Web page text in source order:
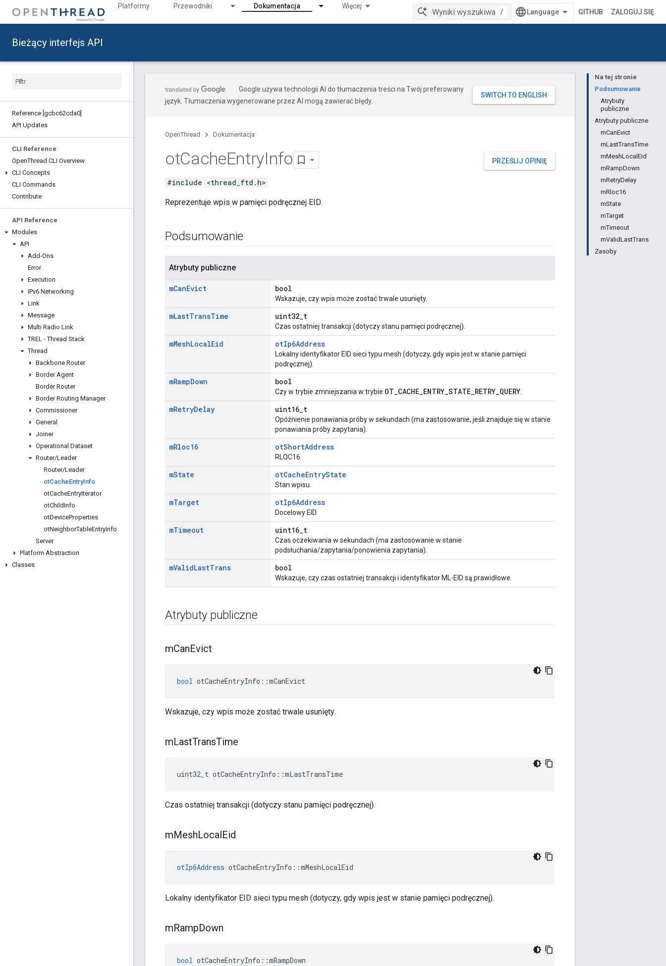
Platformy Przewodniki Dokumentacja Więcej
/ GITHUB ZALOGUJ SIĘ
Bieżący interfejs API
Reference [gcbc62cda0]
API Updates
CLI Reference
OpenThread CLI Overview
CLI Concepts
CLI Commands
Contribute
API Reference
Modules
API
Add-Ons
Error
Execution
IPv6 Networking
Link
Message
Multi Radio Link
TREL - Thread Stack
Thread
Backbone Router
Border Agent
Border Router
Border Routing Manager
Commissioner
General
Joiner
Operational Dataset
Router/Leader
Router/Leader
otCacheEntryInfo
otCacheEntryIterator
otChildInfo
otDeviceProperties
otNeighborTableEntryInfo
Server
Platform Abstraction
Classes
Na tej stronie
Podsumowanie
Atrybuty
publiczne
Atrybuty publiczne
mCanEvict
mLastTransTime
mMeshLocalEid
mRampDown
mRetryDelay
mRloc16
mState
mTarget
mTimeout
mValidLastTrans
Zasoby
Google używa technologii AI do tłumaczenia treści na Twój preferowany
język. Tłumaczenia wygenerowane przez AI mogą zawierać błędy.
OpenThread Dokumentacja
PRZEŚLIJ OPINIĘ
otCacheEntryInfo
#include <thread_ftd.h>
Reprezentuje wpis w pamięci podręcznej EID.
Podsumowanie
Atrybuty publiczne
mCanEvict bool
Wskazuje, czy wpis może zostać trwale usunięty.
mLastTransTime uint32_t
Czas ostatniej transakcji (dotyczy stanu pamięci podręcznej).
mMeshLocalEid otIp6Address
Lokalny identyfikator EID sieci typu mesh (dotyczy, gdy wpis jest w stanie pamięci
podręcznej).
mRampDown bool
Czy w trybie zmniejszania w trybie OT_CACHE_ENTRY_STATE_RETRY_QUERY
mRetryDelay uint16_t
Opóźnienie ponawiania próby w sekundach (ma zastosowanie, jeśli znajduje się w stanie
ponawiania próby zapytania).
mRloc16 otShortAddress
RLOC16.
mState otCacheEntryState
Stan wpisu.
mTarget otIp6Address
Docelowy EID.
mTimeout uint16_t
Czas oczekiwania w sekundach (ma zastosowanie w stanie
podsłuchania/zapytania/ponowienia zapytania).
mValidLastTrans bool
Wskazuje, czy czas ostatniej transakcji i identyfikator ML-EID są prawidłowe.
Atrybuty publiczne
mCanEvict
bool otCacheEntryInfo ::mCanEvict
Wskazuje, czy wpis może zostać trwale usunięty.
mLastTransTime
uint32_t otCacheEntryInfo ::mLastTransTime
Czas ostatniej transakcji (dotyczy stanu pamięci podręcznej).
mMeshLocalEid
otIp6Address otCacheEntryInfo ::mMeshLocalEid
Lokalny identyfikator EID sieci typu mesh (dotyczy, gdy wpis jest w stanie pamięci podręcznej).
mRampDown
bool otCacheEntryInfo ::mRampDown